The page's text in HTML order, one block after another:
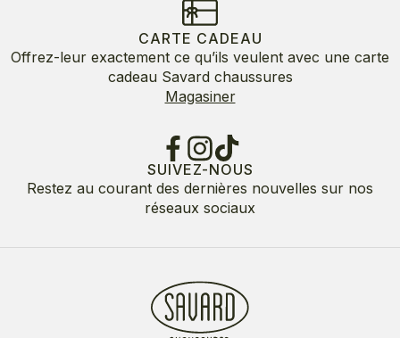
CARTE CADEAU
Offrez-leur exactement ce qu’ils veulent avec une carte
cadeau Savard chaussures
Magasiner
SUIVEZ-NOUS
Restez au courant des dernières nouvelles sur nos
réseaux sociaux